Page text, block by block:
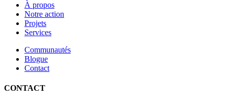
À propos
Notre action
Projets
Services
Communautés
Blogue
Contact
CONTACT